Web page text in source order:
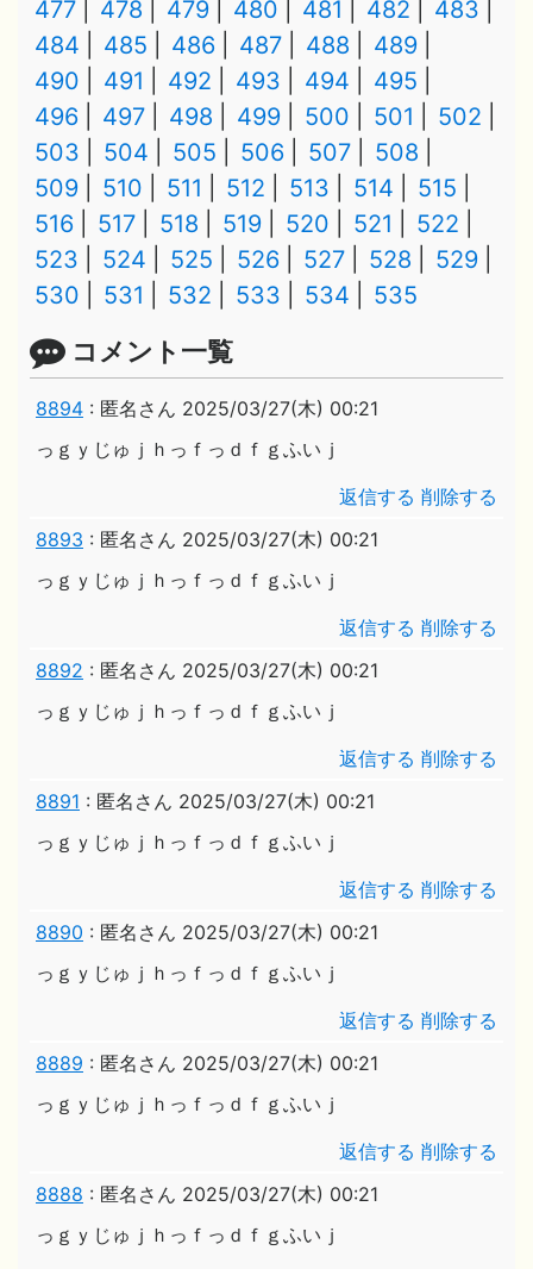
477 478 479 480 481 482
483
484
485 486 487 488
489
490
491 492 493 494
495
496
497 498 499 500 501
502
503
504 505 506 507
508
509
510 511 512 513 514
515
516
517 518 519 520 521
522
523
524 525 526 527 528
529
530
531 532 533 534 535
コメント一覧
8894 : 匿名さん 2025/03/27(木) 00:21
っｇｙじゅｊｈっｆっｄｆｇふいｊ
返信する 削除する
8893 : 匿名さん 2025/03/27(木) 00:21
っｇｙじゅｊｈっｆっｄｆｇふいｊ
返信する 削除する
8892 : 匿名さん 2025/03/27(木) 00:21
っｇｙじゅｊｈっｆっｄｆｇふいｊ
返信する 削除する
8891 : 匿名さん 2025/03/27(木) 00:21
っｇｙじゅｊｈっｆっｄｆｇふいｊ
返信する 削除する
8890 : 匿名さん 2025/03/27(木) 00:21
っｇｙじゅｊｈっｆっｄｆｇふいｊ
返信する 削除する
8889 : 匿名さん 2025/03/27(木) 00:21
っｇｙじゅｊｈっｆっｄｆｇふいｊ
返信する 削除する
8888 : 匿名さん 2025/03/27(木) 00:21
っｇｙじゅｊｈっｆっｄｆｇふいｊ